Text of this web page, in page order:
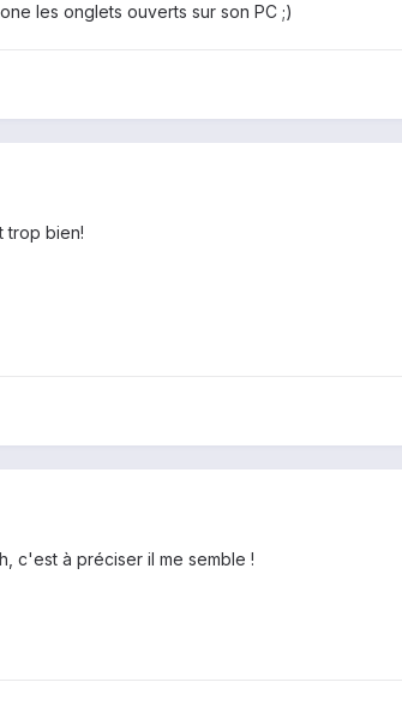
les onglets ouverts sur son PC ;)
trop bien!
c'est à préciser il me semble !